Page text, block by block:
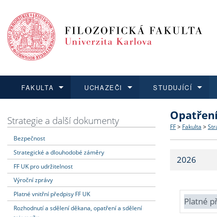
FAKULTA
Dozvědět se více
Struktura
Strategie
Fakultní
UCHAZEČI
Podat přihlášku
Co
Učitelské
STUDUJÍCÍ
Dozvědět se více
Dozvědět se více
O vědě a
Dozvědět se více
Aktuální
Strategie a další dokumenty
Bezpečnost
Strategické a dlouhodobé záměry
FF UK pro udržitelnost
Výroční zprávy
Platné vnitřní předpisy FF UK
Rozhodnutí a sdělení děkana, opatření a sdělení
FF > Fakulta >
2026
Platné